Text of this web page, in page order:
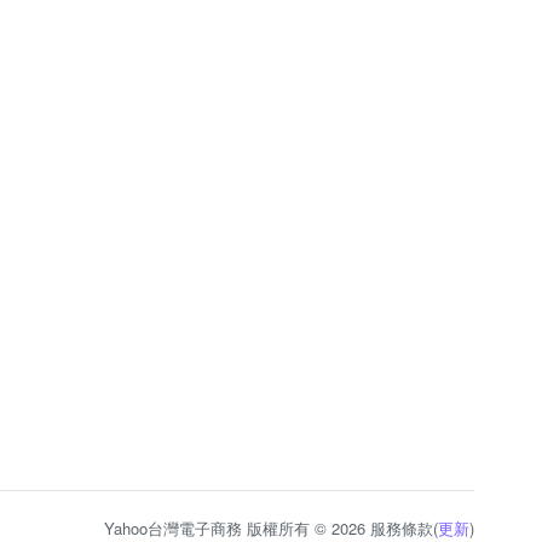
Yahoo台灣電子商務 版權所有 © 2026 服務條款(更新)